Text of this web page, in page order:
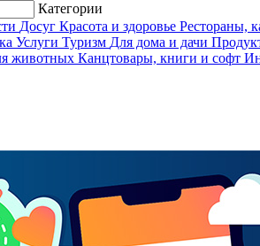
Категории
Досуг Красота и здоровье Рестораны,
Услуги Туризм Для дома и дачи
животных Канцтовары, книги и софт